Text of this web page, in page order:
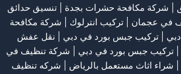
شركة مكافحة حشرات بجدة
تنسيق حدائق
في عجمان | تركيب انترلوك | شركة مكافحة
تركيب جبس بورد في دبي
نقل عفش
|تركيب جبس بورد في دبي
شركة تنظيف في
شراء اثاث مستعمل بالرياض
شركه تنظيف